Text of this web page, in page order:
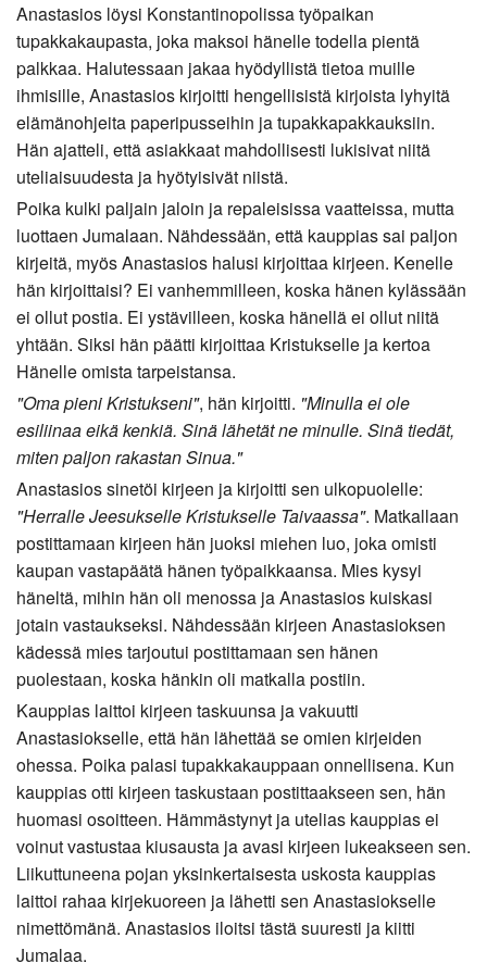
Anastasios löysi Konstantinopolissa työpaikan
tupakkakaupasta, joka maksoi hänelle todella pientä
palkkaa. Halutessaan jakaa hyödyllistä tietoa muille
ihmisille, Anastasios kirjoitti hengellisistä kirjoista lyhyitä
elämänohjeita paperipusseihin ja tupakkapakkauksiin.
Hän ajatteli, että asiakkaat mahdollisesti lukisivat niitä
uteliaisuudesta ja hyötyisivät niistä.
Poika kulki paljain jaloin ja repaleisissa vaatteissa, mutta
luottaen Jumalaan. Nähdessään, että kauppias sai paljon
kirjeitä, myös Anastasios halusi kirjoittaa kirjeen. Kenelle
hän kirjoittaisi? Ei vanhemmilleen, koska hänen kylässään
ei ollut postia. Ei ystävilleen, koska hänellä ei ollut niitä
yhtään. Siksi hän päätti kirjoittaa Kristukselle ja kertoa
Hänelle omista tarpeistansa.
"Oma pieni Kristukseni", hän kirjoitti. "Minulla ei ole
esiliinaa eikä kenkiä. Sinä lähetät ne minulle. Sinä tiedät,
miten paljon rakastan Sinua."
Anastasios sinetöi kirjeen ja kirjoitti sen ulkopuolelle:
"Herralle Jeesukselle Kristukselle Taivaassa". Matkallaan
postittamaan kirjeen hän juoksi miehen luo, joka omisti
kaupan vastapäätä hänen työpaikkaansa. Mies kysyi
häneltä, mihin hän oli menossa ja Anastasios kuiskasi
jotain vastaukseksi. Nähdessään kirjeen Anastasioksen
kädessä mies tarjoutui postittamaan sen hänen
puolestaan, koska hänkin oli matkalla postiin.
Kauppias laittoi kirjeen taskuunsa ja vakuutti
Anastasiokselle, että hän lähettää se omien kirjeiden
ohessa. Poika palasi tupakkakauppaan onnellisena. Kun
kauppias otti kirjeen taskustaan postittaakseen sen, hän
huomasi osoitteen. Hämmästynyt ja utelias kauppias ei
voinut vastustaa kiusausta ja avasi kirjeen lukeakseen sen.
Liikuttuneena pojan yksinkertaisesta uskosta kauppias
laittoi rahaa kirjekuoreen ja lähetti sen Anastasiokselle
nimettömänä. Anastasios iloitsi tästä suuresti ja kiitti
Jumalaa.